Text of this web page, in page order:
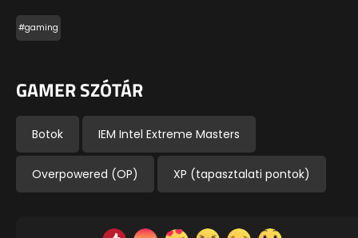
#gaming
GAMER SZÓTÁR
Botok IEM Intel Extreme Masters
Overpowered (OP) XP (tapasztalati pontok)